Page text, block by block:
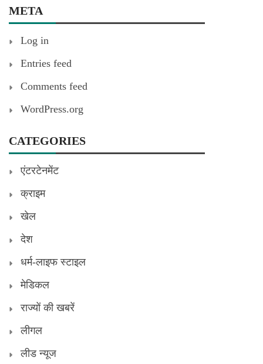
META
Log in
Entries feed
Comments feed
WordPress.org
CATEGORIES
एंटरटेनमेंट
क्राइम
खेल
देश
धर्म-लाइफ स्टाइल
मेडिकल
राज्यों की खबरें
लीगल
लीड न्यूज